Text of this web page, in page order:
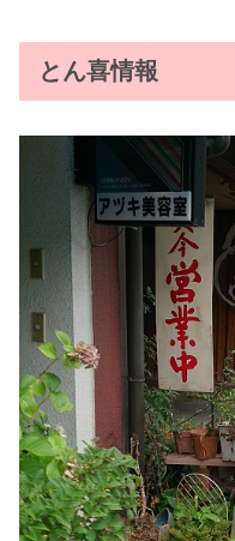
とん喜情報